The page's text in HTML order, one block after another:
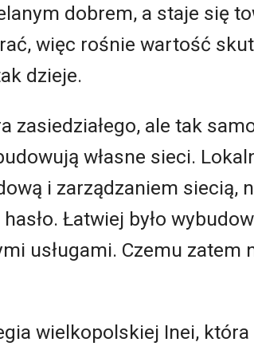
dobrem, a staje się
więc rośnie wartość
dzieje.
zasiedziałego, ale tak
własne sieci.
i zarządzaniem siecią,
Łatwiej było
usługami. Czemu
wielkopolskiej Inei,